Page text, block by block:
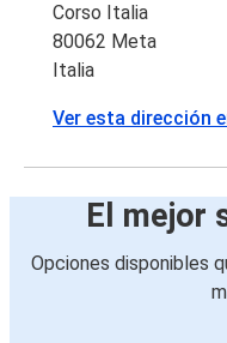
Corso Italia
80062 Meta
Italia
Ver esta dirección
El mejor
Opciones disponibles